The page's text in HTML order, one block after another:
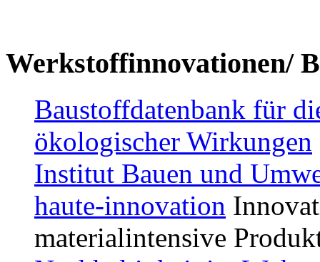
Werkstoffinnovationen/
Baustoffdatenbank für
ökologischer Wirkungen
Institut Bauen und
haute-innovation
materialintensive